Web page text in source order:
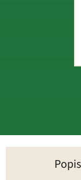
Popis